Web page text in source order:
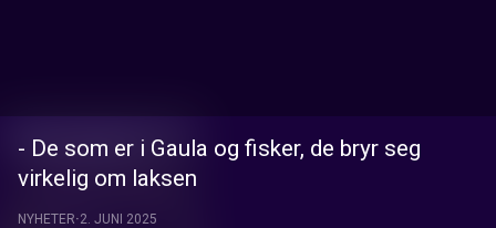
- De som er i Gaula og fisker, de bryr seg
virkelig om laksen
NYHETER 2. JUNI 2025